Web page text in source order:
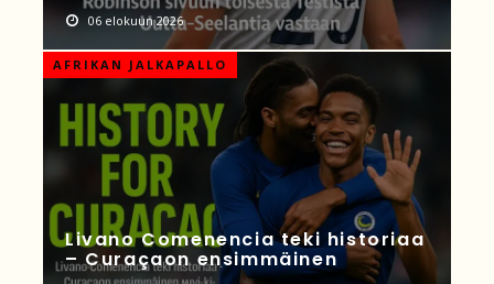
06 elokuun 2026
AFRIKAN JALKAPALLO
Livano Comenencia teki historiaa
– Curaçaon ensimmäinen